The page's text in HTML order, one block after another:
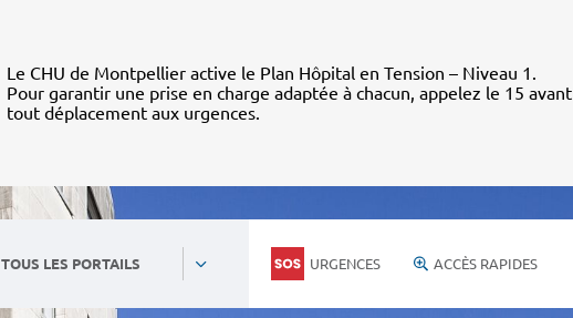
Le CHU de Montpellier active le Plan Hôpital en Tension – Niveau 1.
Pour garantir une prise en charge adaptée à chacun, appelez le 15 avant
tout déplacement aux urgences.
TOUS LES PORTAILS URGENCES ACCÈS RAPIDES